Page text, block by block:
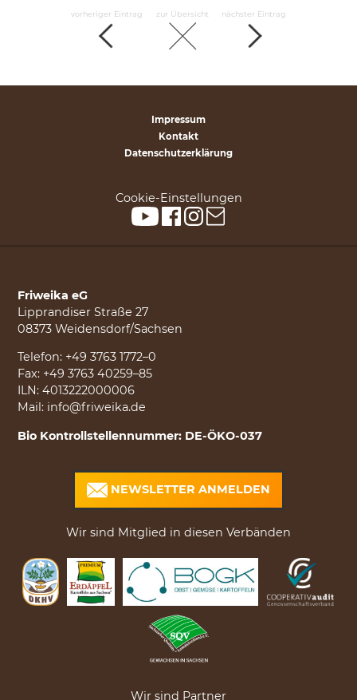
vorheriger Eintrag zur Übersicht nächster Eintrag
Impressum
Kontakt
Datenschutzerklärung
Cookie-Einstellungen
Friweika eG
Lipprandiser Straße 27
08373 Weidensdorf/Sachsen
Telefon: +49 3763 1772–0
Fax: +49 3763 40259–85
ILN: 4013222000006
Mail: info@friweika.de
Bio Kontrollstellennummer: DE-ÖKO-037
NEWSLETTER ANMELDEN
Wir sind Mitglied in diesen Verbänden
Wir sind Partner